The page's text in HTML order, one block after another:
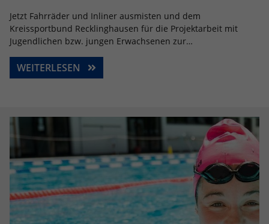
Jetzt Fahrräder und Inliner ausmisten und dem
Kreissportbund Recklinghausen für die Projektarbeit mit
Jugendlichen bzw. jungen Erwachsenen zur…
WEITERLESEN